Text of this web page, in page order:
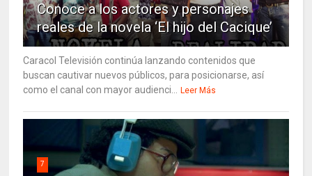
Conoce a los actores y personajes
reales de la novela ‘El hijo del Cacique’
Caracol Televisión continúa lanzando contenidos que
buscan cautivar nuevos públicos, para posicionarse, así
como el canal con mayor audienci...
Leer Más
7